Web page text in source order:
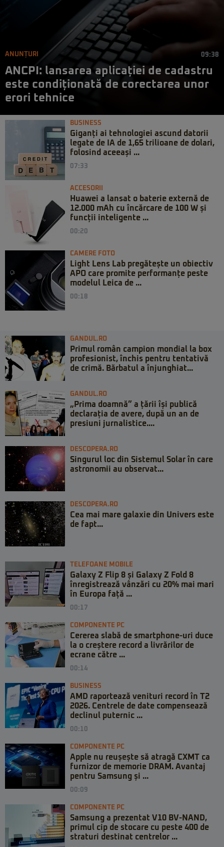
ANUNȚURI 09:38
ANCPI: lansarea aplicației de cadastru
este condiționată de corectarea unor
erori tehnice
BUSINESS
Giganți ai tehnologiei ascund datorii
legate de IA de 1,65 trilioane de dolari,
folosind aceeași ...
07:33
ACCESORII
Huawei a lansat o baterie externă de
12.000 mAh cu încărcare de 100 W și
funcții inteligente ...
00:20
CAMERE FOTO
Light Lens Lab pregătește un obiectiv
APO care promite performanțe peste
modelul Leica de ...
00:18
GANDUL.RO
Primul român campion mondial la box
profesionist, închis pentru tentativă
de crimă. Bărbatul a înjunghiat...
GANDUL.RO
„Prima doamnă” a țării își publică
declarația de avere, după un an de
presiuni jurnalistice....
DESCOPERA.RO
Singurul loc din Sistemul Solar în care
astronomii au observat...
DESCOPERA.RO
Cea mai mare galaxie din Univers este
de fapt...
TELEFOANE MOBILE
Galaxy Z Flip 8 și Galaxy Z Fold 8
înregistrează vânzări cu 20% mai mari
în Europa față ...
00:17
COMPONENTE PC
Cererea slabă de smartphone-uri duce
la o creștere record a livrărilor de
ecrane către ...
00:14
BUSINESS
AMD raportează venituri record în T2
2026. Centrele de date compensează
declinul puternic ...
00:10
COMPONENTE PC
Apple nu reușește să atragă CXMT ca
furnizor de memorie DRAM. Avantaj
pentru Samsung și ...
00:09
COMPONENTE PC
Samsung a prezentat V10 BV-NAND,
primul cip de stocare cu peste 400 de
straturi destinat centrelor ...